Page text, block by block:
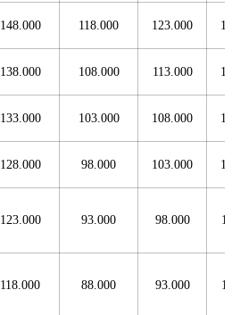
148.000 118.000 123.000
138.000 108.000 113.000
133.000 103.000 108.000
128.000 98.000 103.000
123.000 93.000 98.000
118.000 88.000 93.000